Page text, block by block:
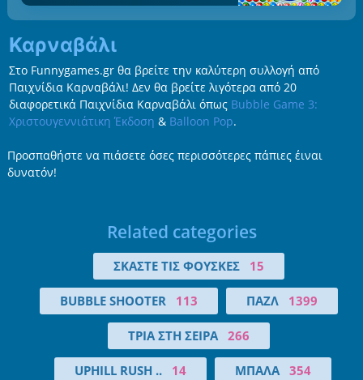
Καρναβάλι
Στο Funnygames.gr θα βρείτε την καλύτερη συλλογή από
Παιχνίδια Καρναβάλι! Δεν θα βρείτε λιγότερα από 20
διαφορετικά Παιχνίδια Καρναβάλι όπως Bubble Game 3:
Χριστουγεννιάτικη Έκδοση & Balloon Pop.
Προσπαθήστε να πιάσετε όσες περισσότερες πάπιες έιναι
δυνατόν!
Related categories
ΣΚΆΣΤΕ ΤΙΣ ΦΟΎΣΚΕΣ 15
BUBBLE SHOOTER 113 ΠΑΖΛ 1399
ΤΡΊΑ ΣΤΗ ΣΕΙΡΆ 266
UPHILL RUSH .. 14 ΜΠΆΛΑ 354